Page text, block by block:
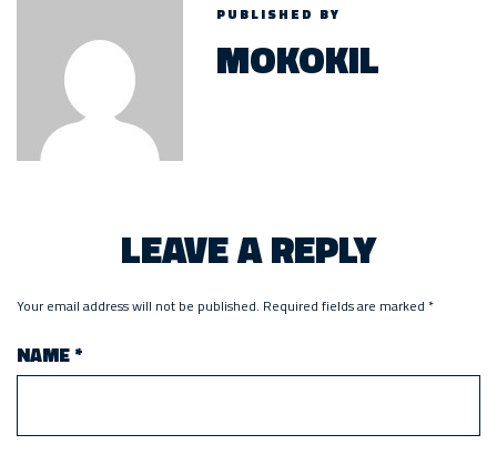
PUBLISHED BY
MOKOKIL
LEAVE A REPLY
Your email address will not be published. Required fields are marked *
NAME*